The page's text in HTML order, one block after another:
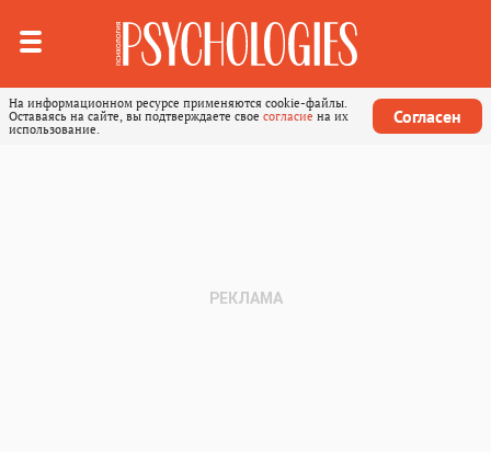
На информационном ресурсе применяются cookie-файлы.
Оставаясь на сайте, вы подтверждаете свое согласие на их
использование.
Согласен